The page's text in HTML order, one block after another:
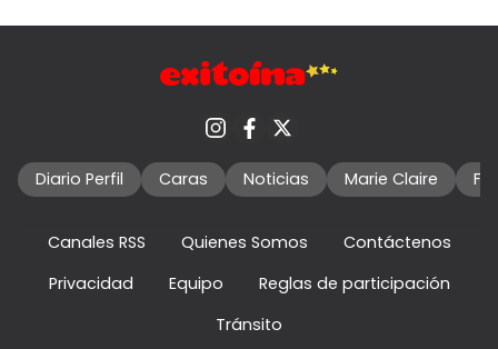
Diario Perfil Caras Noticias Marie Claire
Canales RSS Quienes Somos
Contáctenos
Privacidad
Equipo
Reglas de participación
Tránsito